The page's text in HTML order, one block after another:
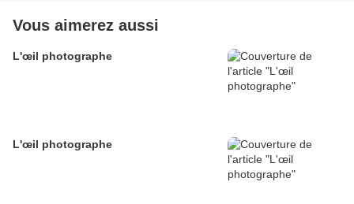
Vous aimerez aussi
L'œil photographe
L'œil photographe